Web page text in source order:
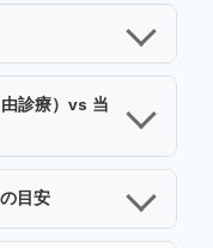
診療）vs 当
目安